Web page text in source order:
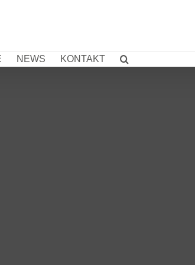
NEWS KONTAKT